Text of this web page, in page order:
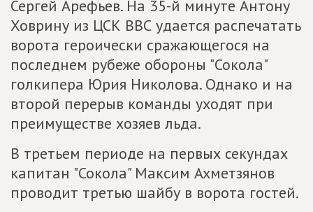
Сергей Арефьев. На 35-й минуте Антону
Ховрину из ЦСК ВВС удается распечатать
ворота героически сражающегося на
последнем рубеже обороны "Сокола"
голкипера Юрия Николова. Однако и на
второй перерыв команды уходят при
преимуществе хозяев льда.
В третьем периоде на первых секундах
капитан "Сокола" Максим Ахметзянов
проводит третью шайбу в ворота гостей.